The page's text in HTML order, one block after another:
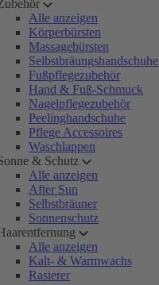
Alle anzeigen
Körperbürsten
Massagebürsten
Selbstbräungshandschuhe
Fußpflegezubehör
Hand & Fuß-Schmuck
Nagelpflegezubehör
Peelinghandschuhe
Pflege Accessoires
Waschlappen
& Schutz
Alle anzeigen
After Sun
Selbstbräuner
Sonnenschutz
Alle anzeigen
Kalt- & Warmwachs
Rasierer